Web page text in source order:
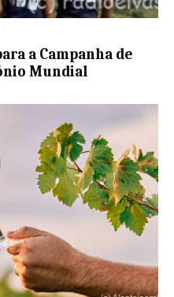
a Campanha de
Mundial